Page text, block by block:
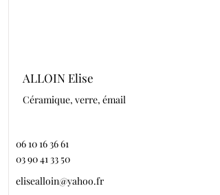
ALLOIN Elise
Céramique, verre, émail
06 10 16 36 61
03 90 41 33 50
elisealloin@yahoo.fr